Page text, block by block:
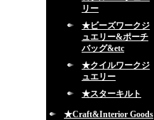
リー
★ビーズワークジ
ュエリー&ポーチ
バッグ&etc
★クイルワークジ
ュエリー
★スターキルト
★Craft&Interior Goods